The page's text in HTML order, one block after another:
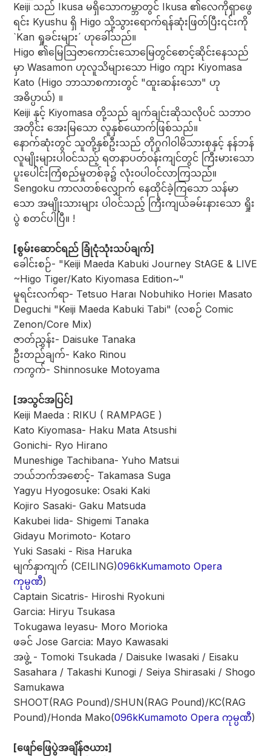
Keiji သည် Ikusa မရှိသောကမ္ဘာတွင် Ikusa ၏လေကိုရှာဖွေ
ရင်း Kyushu ရှိ Higo သို့သွားရောက်ရန်ဆုံးဖြတ်ပြီး၎င်းကို
`Kan ရှုခင်းများ´ ဟုခေါ်သည်။
Higo ၏မြေသြဇာကောင်းသောမြေတွင်စောင့်ဆိုင်းနေသည်
မှာ Wasamon ဟုလူသိများသော Higo ကျား Kiyomasa
Kato (Higo ဘာသာစကားတွင် "ထူးဆန်းသော" ဟု
အဓိပ္ပာယ်) ။
Keiji နှင့် Kiyomasa တို့သည် ချက်ချင်းဆိုသလိုပင် သဘာဝ
အတိုင်း အေးမြသော လူနှစ်ယောက်ဖြစ်သည်။
နောက်ဆုံးတွင် သူတို့နှစ်ဦးသည် တိုဂူဂါဝါမိသားစုနှင့် နန်ဘန်
လူမျိုးများပါ၀င်သည့် ရတနာပတ်၀န်းကျင်တွင် ကြီးမားသော
ပူးပေါင်းကြံစည်မှုတစ်ခု၌ လုံး၀ပါဝင်လာကြသည်။
Sengoku ကာလတစ်လျှောက် နေထိုင်ခဲ့ကြသော သန်မာ
သော အမျိုးသားများ ပါဝင်သည့် ကြီးကျယ်ခမ်းနားသော ရှိုး
ပွဲ စတင်ပါပြီ။ !
[စွမ်းဆောင်ရည် ခြုံငုံသုံးသပ်ချက်]
ခေါင်းစဉ်- "Keiji Maeda Kabuki Journey StAGE & LIVE
~Higo Tiger/Kato Kiyomasa Edition~"
မူရင်းလက်ရာ- Tetsuo Hara၊ Nobuhiko Horie၊ Masato
Deguchi "Keiji Maeda Kabuki Tabi" (လစဉ် Comic
Zenon/Core Mix)
ဇာတ်ညွှန်း- Daisuke Tanaka
ဦးတည်ချက်- Kako Rinou
ကကွက်- Shinnosuke Motoyama
[အသွင်အပြင်]
Keiji Maeda : RIKU ( RAMPAGE )
Kato Kiyomasa- Haku Mata Atsushi
Gonichi- Ryo Hirano
Muneshige Tachibana- Yuho Matsui
ဘယ်ဘက်အစောင့်- Takamasa Suga
Yagyu Hyogosuke: Osaki Kaki
Kojiro Sasaki- Gaku Matsuda
Kakubei Iida- Shigemi Tanaka
Gidayu Morimoto- Kotaro
Yuki Sasaki - Risa Haruka
မျက်နှာကျက် (CEILING)096kKumamoto Opera
ကုမ္ပဏီ)
Captain Sicatris- Hiroshi Ryokuni
Garcia: Hiryu Tsukasa
Tokugawa Ieyasu- Moro Morioka
ဖခင် Jose Garcia: Mayo Kawasaki
အဖွဲ့ - Tomoki Tsukada / Daisuke Iwasaki / Eisaku
Sasahara / Takashi Kunogi / Seiya Shirasaki / Shogo
Samukawa
SHOOT(RAG Pound)/SHUN(RAG Pound)/KC(RAG
Pound)/Honda Mako(096kKumamoto Opera ကုမ္ပဏီ)
[ဖျော်ဖြေပွဲအချိန်ဇယား]